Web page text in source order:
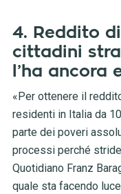
4. Reddito
cittadini
l’ha ancora
«Per ottenere il
residenti in Italia da
parte dei poveri
processi perché
Quotidiano Franz
quale sta facendo